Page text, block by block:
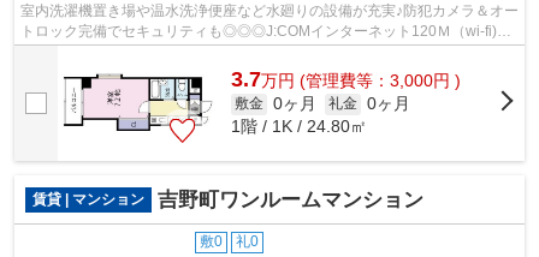
室内洗濯機置き場や温水洗浄便座など水廻りの設備が充実♪防犯カメラ＆オー
トロック完備でセキュリティも◎◎◎J:COMインターネット120Ｍ（wi-fi)無
料
3.7万円 (管理費等：3,000円 )
敷金 0ヶ月 礼金 0ヶ月
1階 / 1K / 24.80㎡
賃貸 | マンション 吉野町ワンルームマンション
敷0 礼0